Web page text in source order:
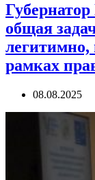
общая
легитимно,
рамках
08.08.2025